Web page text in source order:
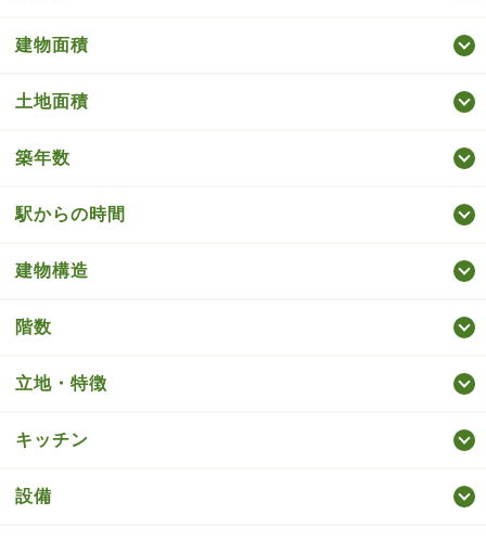
建物面積
土地面積
築年数
駅からの時間
建物構造
階数
立地・特徴
キッチン
設備